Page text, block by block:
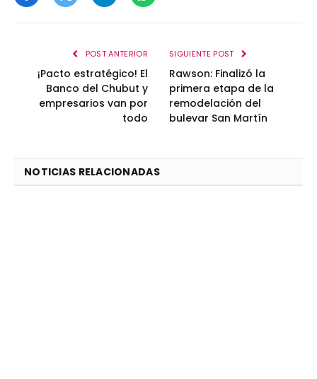
FacebookTwitterTelegramWhatsApp
POST ANTERIOR
¡Pacto estratégico! El
Banco del Chubut y
empresarios van por
todo
SIGUIENTE POST
Rawson: Finalizó la
primera etapa de la
remodelación del
bulevar San Martín
NOTICIAS RELACIONADAS